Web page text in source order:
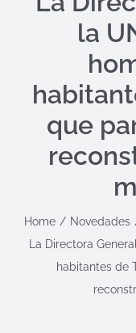
ACTUALIDAD
RECURSOS
CONTACTO
la
que
Home
Novedades
La Directora
habitantes de